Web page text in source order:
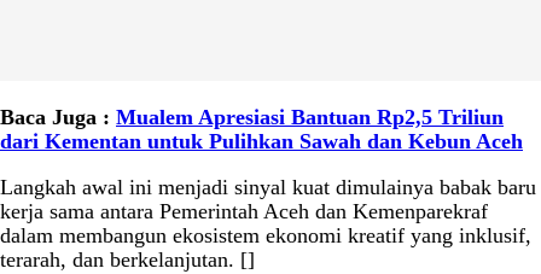
Baca Juga : Mualem Apresiasi Bantuan Rp2,5 Triliun
dari Kementan untuk Pulihkan Sawah dan Kebun Aceh
Langkah awal ini menjadi sinyal kuat dimulainya babak baru
kerja sama antara Pemerintah Aceh dan Kemenparekraf
dalam membangun ekosistem ekonomi kreatif yang inklusif,
terarah, dan berkelanjutan. []